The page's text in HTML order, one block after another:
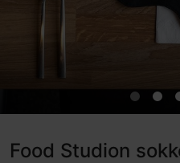
Food Studion